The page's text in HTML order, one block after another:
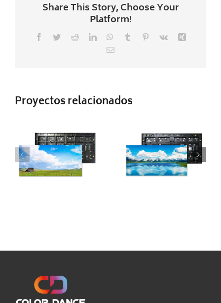
Share This Story, Choose Your
Platform!
Facebook
TwitterRedditLinkedInWhatsApp
Tumblr Pinterest
Vk
Correo
Proyectos relacionados
INTERIOR